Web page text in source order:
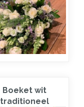
Boeket wit
traditioneel